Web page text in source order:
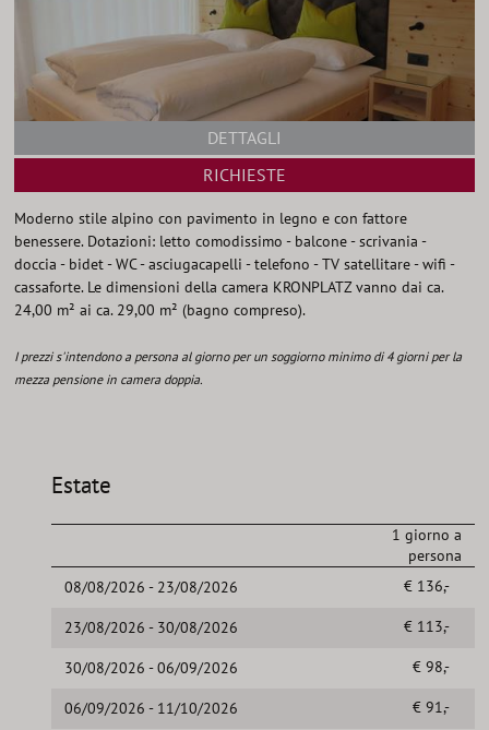
DETTAGLI
RICHIESTE
Moderno stile alpino con pavimento in legno e con fattore
benessere. Dotazioni: letto comodissimo - balcone - scrivania -
doccia - bidet - WC - asciugacapelli - telefono - TV satellitare - wifi -
cassaforte. Le dimensioni della camera KRONPLATZ vanno dai ca.
24,00 m² ai ca. 29,00 m² (bagno compreso).
I prezzi s'intendono a persona al giorno per un soggiorno minimo di 4 giorni per la
mezza pensione in camera doppia.
Estate
1 giorno a
persona
08/08/2026 - 23/08/2026
€ 136,-
23/08/2026 - 30/08/2026 € 113,-
30/08/2026 - 06/09/2026 € 98,-
06/09/2026 - 11/10/2026 € 91,-